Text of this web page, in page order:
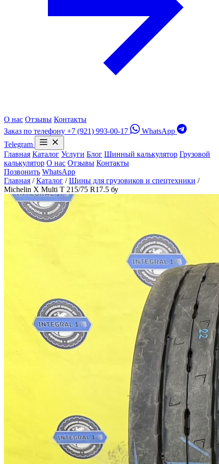
О нас Отзывы Контакты
Заказ по телефону +7 (921) 993-00-17
WhatsApp
Telegram
Главная Каталог Услуги Блог Шинный калькулятор Грузовой
калькулятор О нас Отзывы Контакты
Позвонить WhatsApp
Главная / Каталог / Шины для грузовиков и спецтехники /
Michelin X Multi T 215/75 R17.5 бу